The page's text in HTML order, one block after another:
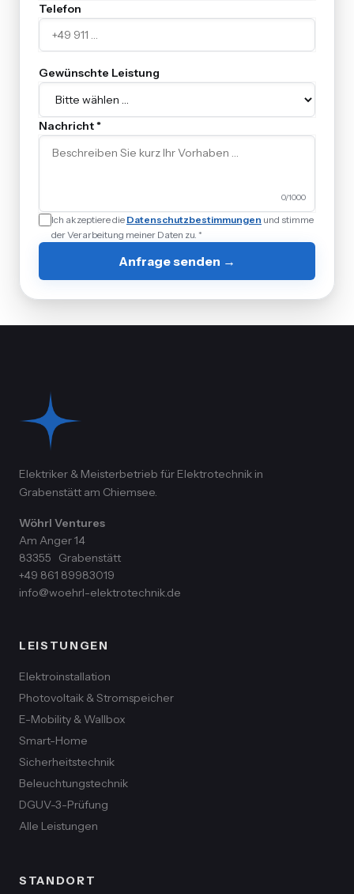
Telefon
Gewünschte Leistung
Nachricht *
0/1000
Ich akzeptiere die Datenschutzbestimmungen und stimme
der Verarbeitung meiner Daten zu. *
Anfrage senden →
Elektriker & Meisterbetrieb für Elektrotechnik in
Grabenstätt am Chiemsee.
Wöhrl Ventures
Am Anger 14
83355
Grabenstätt
+49 861 89983019
info@woehrl-elektrotechnik.de
LEISTUNGEN
Elektroinstallation
Photovoltaik & Stromspeicher
E-Mobility & Wallbox
Smart-Home
Sicherheitstechnik
Beleuchtungstechnik
DGUV-3-Prüfung
Alle Leistungen
STANDORT